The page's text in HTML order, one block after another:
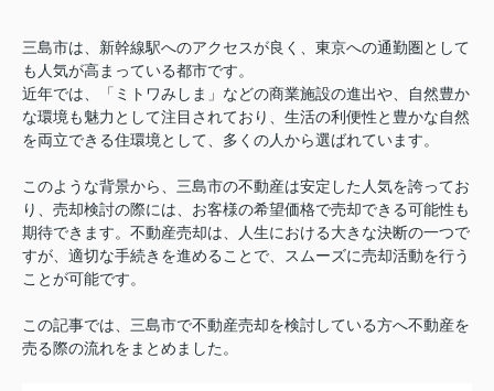
三島市は、新幹線駅へのアクセスが良く、東京への通勤圏として
も人気が高まっている都市です。
近年では、「ミトワみしま」などの商業施設の進出や、自然豊か
な環境も魅力として注目されており、生活の利便性と豊かな自然
を両立できる住環境として、多くの人から選ばれています。
このような背景から、三島市の不動産は安定した人気を誇ってお
り、売却検討の際には、お客様の希望価格で売却できる可能性も
期待できます。 不動産売却は、人生における大きな決断の一つで
すが、適切な手続きを進めることで、スムーズに売却活動を行う
ことが可能です。
この記事では、三島市で不動産売却を検討している方へ不動産を
売る際の流れをまとめました。